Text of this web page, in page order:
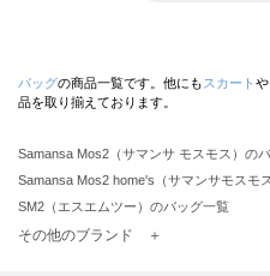
バッグの商品一覧です。他にも スカート や
品を取り揃えております。
Samansa Mos2（サマンサ モスモス）の
Samansa Mos2 home's（サマンサモスモ
SM2（エスエムツー）のバッグ一覧
TSUHARU by Samansa Mos2（ツハルバ
その他のブランド ＋